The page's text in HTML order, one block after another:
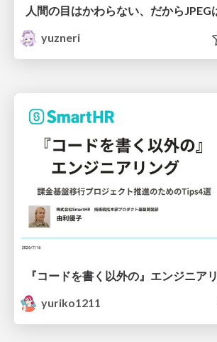
人間の目はかわらない、だからJPEG
yuzneri
yuriko1211